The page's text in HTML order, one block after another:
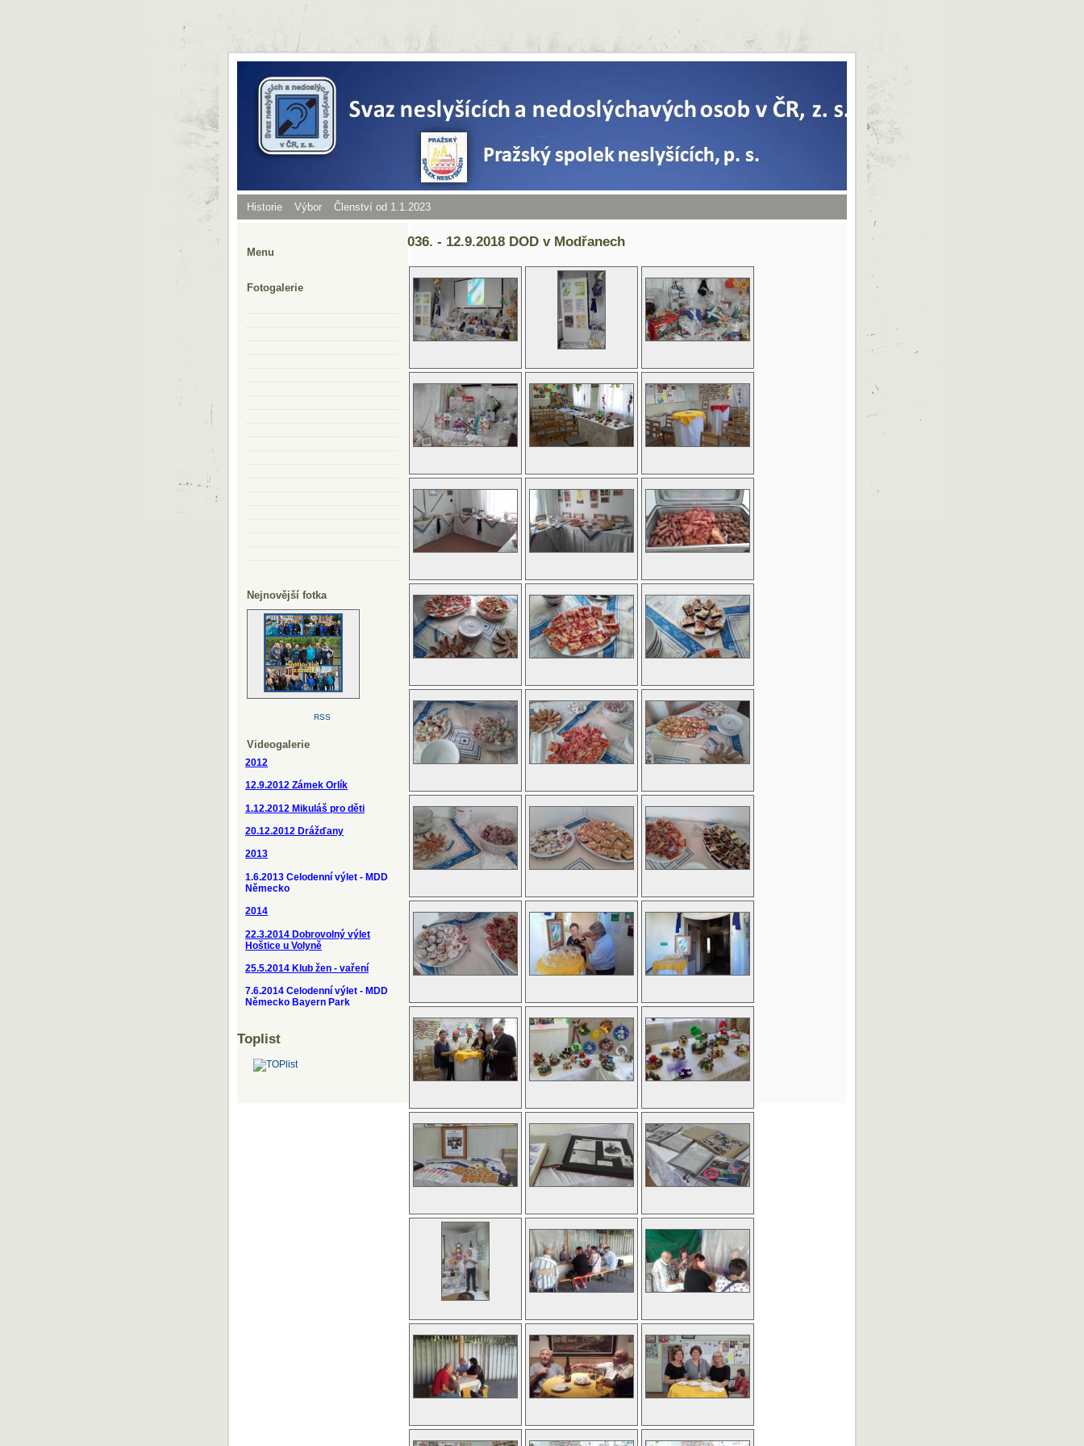
Historie Výbor Členství od 1.1.2023
036. - 12.9.2018 DOD v Modřanech
Menu
Fotogalerie
Nejnovější fotka
RSS
Videogalerie
2012
12.9.2012 Zámek Orlík
1.12.2012 Mikuláš pro děti
20.12.2012 Drážďany
2013
1.6.2013 Celodenní výlet - MDD
Německo
2014
22.3.2014 Dobrovolný výlet
Hoštice u Volyně
25.5.2014 Klub žen - vaření
7.6.2014 Celodenní výlet - MDD
Německo Bayern Park
Toplist